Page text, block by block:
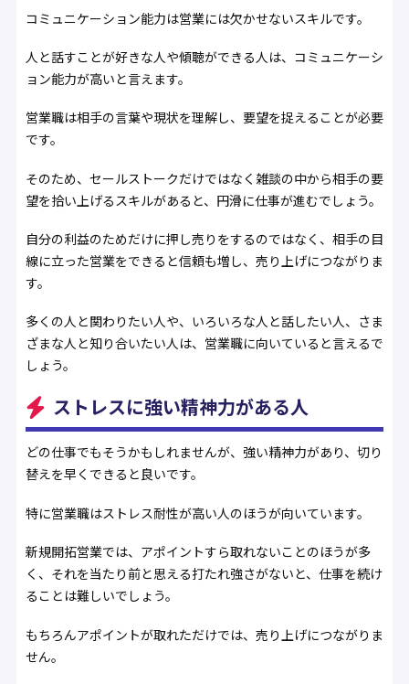
コミュニケーション能力は営業には欠かせないスキルです。
人と話すことが好きな人や傾聴ができる人は、コミュニケーシ
ョン能力が高いと言えます。
営業職は相手の言葉や現状を理解し、要望を捉えることが必要
です。
そのため、セールストークだけではなく雑談の中から相手の要
望を拾い上げるスキルがあると、円滑に仕事が進むでしょう。
自分の利益のためだけに押し売りをするのではなく、相手の目
線に立った営業をできると信頼も増し、売り上げにつながりま
す。
多くの人と関わりたい人や、いろいろな人と話したい人、さま
ざまな人と知り合いたい人は、営業職に向いていると言えるで
しょう。
ストレスに強い精神力がある人
どの仕事でもそうかもしれませんが、強い精神力があり、切り
替えを早くできると良いです。
特に営業職はストレス耐性が高い人のほうが向いています。
新規開拓営業では、アポイントすら取れないことのほうが多
く、それを当たり前と思える打たれ強さがないと、仕事を続け
ることは難しいでしょう。
もちろんアポイントが取れただけでは、売り上げにつながりま
せん。